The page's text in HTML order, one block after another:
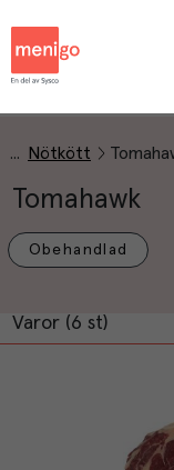
Nötkött
Tomahawk
Obehandlad
Varor (6 st)